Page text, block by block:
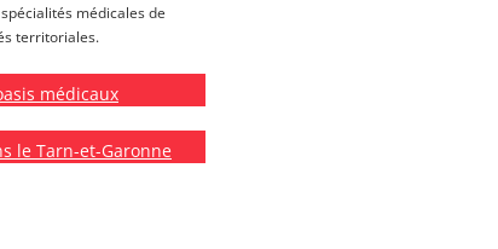
médicales de
territoriales.
médicaux
le Tarn-et-Garonne